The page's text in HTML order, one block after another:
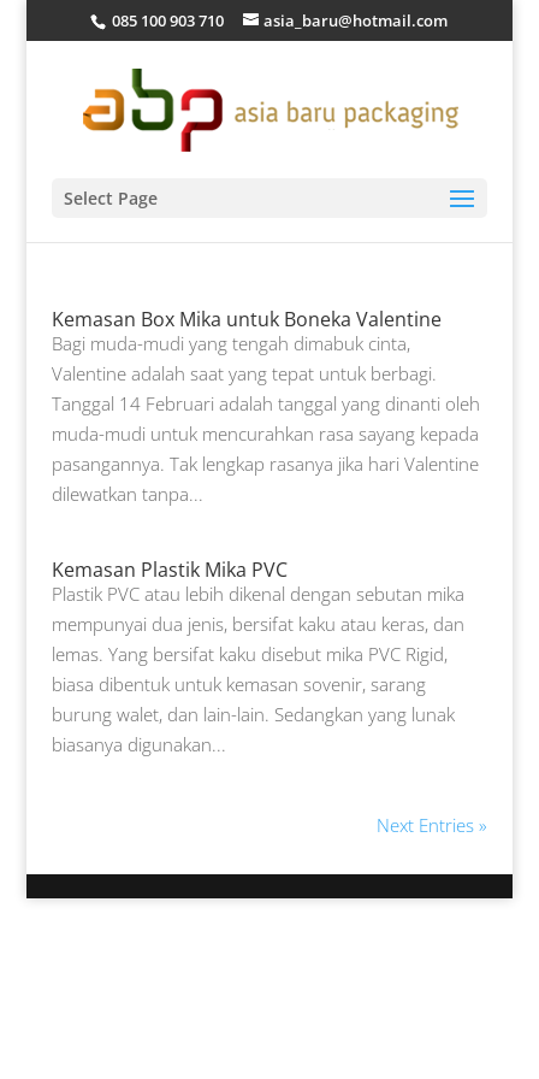
085 100 903 710 asia_baru@hotmail.com
Select Page
Kemasan Box Mika untuk Boneka Valentine
Bagi muda-mudi yang tengah dimabuk cinta,
Valentine adalah saat yang tepat untuk berbagi.
Tanggal 14 Februari adalah tanggal yang dinanti oleh
muda-mudi untuk mencurahkan rasa sayang kepada
pasangannya. Tak lengkap rasanya jika hari Valentine
dilewatkan tanpa...
Kemasan Plastik Mika PVC
Plastik PVC atau lebih dikenal dengan sebutan mika
mempunyai dua jenis, bersifat kaku atau keras, dan
lemas. Yang bersifat kaku disebut mika PVC Rigid,
biasa dibentuk untuk kemasan sovenir, sarang
burung walet, dan lain-lain. Sedangkan yang lunak
biasanya digunakan...
Next Entries »